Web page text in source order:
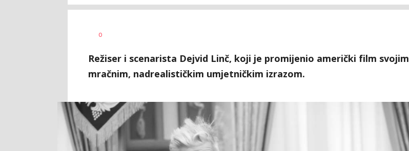
AUTOR
0
Režiser i scenarista Dejvid Linč, koji je promijenio američki film svojim
mračnim, nadrealističkim umjetničkim izrazom.